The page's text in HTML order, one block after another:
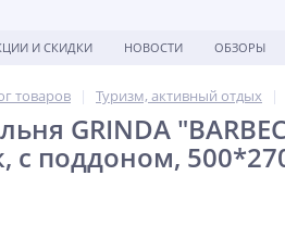
И СКИДКИ НОВОСТИ ОБЗОРЫ
товаров Туризм, активный отдых
GRINDA
с поддоном,